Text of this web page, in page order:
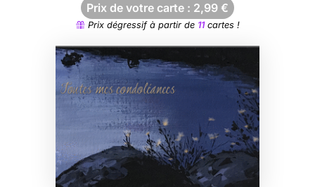
Prix de votre carte : 2,99 €
Prix dégressif à partir de 11cartes !